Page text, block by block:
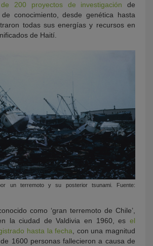
200 proyectos de investigación de
conocimiento, desde genética hasta
todas sus energías y recursos en
de Haití.
un terremoto y su posterior tsunami. Fuente:
como ‘gran terremoto de Chile’,
la ciudad de Valdivia en 1960, es el
hasta la fecha, con una magnitud
1600 personas fallecieron a causa de